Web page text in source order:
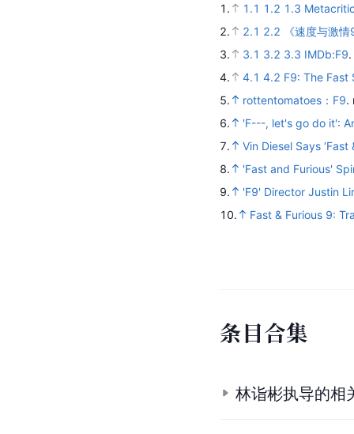
1. 1.1 1.2 1.3
2.
2.1 2.2
《速度与激
3.
3.1 3.2 3.3 IMDb:F9.
4.
4.1 4.2 F9: The Fast
5.
rottentomatoes：F9.
6.
'F---, let's go do it':
7.
Vin Diesel Says
8.
'Fast and Furious'
9.
'F9' Director Justin
10.
Fast & Furious 9:
条目合集
林诣彬执导的相